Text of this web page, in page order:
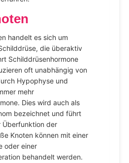
handelt es sich um
die überaktiv
Schilddrüsenhormone
oft unabhängig von
Hypophyse und
mehr
Dies wird auch als
bezeichnet und führt
Überfunktion der
Knoten können mit einer
oder einer
behandelt werden.